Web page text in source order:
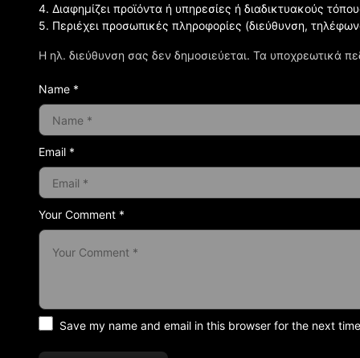
Η ηλ. διεύθυνση σας δεν δημοσιεύεται. Τα υποχρεωτικά
Your Comment *
4. Διαφημίζει προϊόντα ή υπηρεσίες ή διαδικτυακούς
5. Περιέχει προσωπικές πληροφορίες (διεύθυνση,
Name *
Email *
Save my name and email in this browser for the next